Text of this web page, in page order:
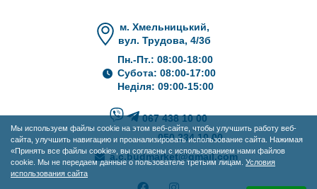
Мы используем файлы cookie на этом веб-сайте, чтобы улучшить работу веб-
сайта, улучшить навигацию и проанализировать использование сайта. Нажимая
«Принять все файлы cookie», вы согласны с использованием нами файлов
cookie. Мы не передаем данные о пользователе третьим лицам. Условия
использования сайта
м. Хмельницький,
вул. Трудова, 4/3б
Пн.-Пт.: 08:00-18:00
Субота: 08:00-17:00
Неділя: 09:00-15:00
067 438 10 00
050 234 10 00
a.c.budmarket@gmail.com